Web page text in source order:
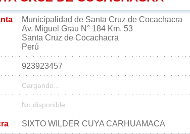
Municipalidad de Santa Cruz de Cocachacra
Av. Miguel Grau N° 184 Km. 53
Santa Cruz de Cocachacra
Perú
923923457
Cargando...
No disponible
SIXTO WILDER CUYA CARHUAMACA